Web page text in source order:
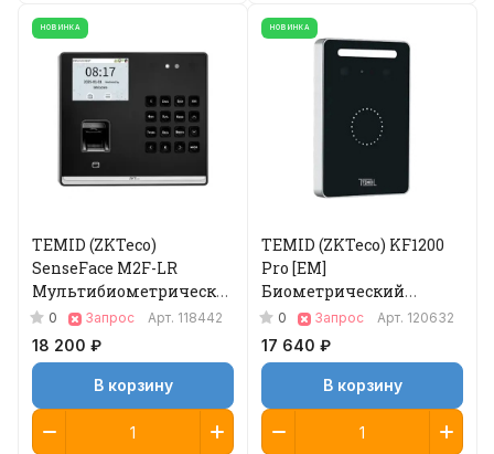
НОВИНКА
TEMID (ZKTeco)
SenseFace M2F-LR
Мультибиометрический
терминал
0 Запрос Арт. 118442
18 200 ₽
В корзину
НОВИНКА
TEMID (ZKTeco) KF1200
Pro [EM]
Биометрический
терминал
0 Запрос Арт. 120632
17 640 ₽
В корзину